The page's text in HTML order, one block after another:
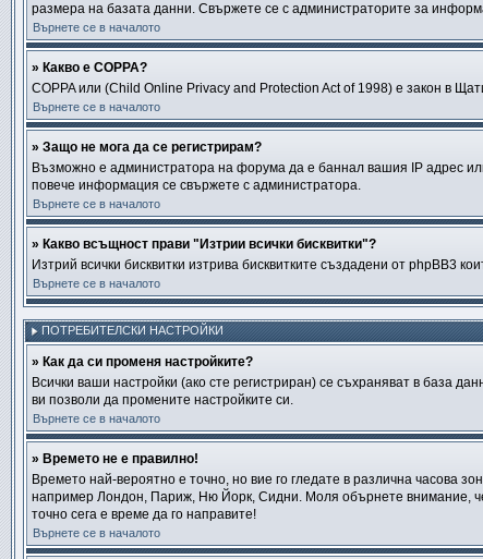
размера на базата данни. Свържете се с администраторите за
Върнете се в началото
» Какво е COPPA?
COPPA или (Child Online Privacy and Protection Act of 1998) е закон в
Върнете се в началото
» Защо не мога да се регистрирам?
Възможно е администратора на форума да е баннал вашия IP адрес
повече информация се свържете с администратора.
Върнете се в началото
» Какво всъщност прави "Изтрии всички бисквитки"?
Изтрий всички бисквитки изтрива бисквитките създадени от phpBB3
Върнете се в началото
ПОТРЕБИТЕЛСКИ НАСТРОЙКИ
» Как да си променя настройките?
Всички ваши настройки (ако сте регистриран) се съхраняват в база
ви позволи да промените настройките си.
Върнете се в началото
» Времето не е правилно!
Времето най-вероятно е точно, но вие го гледате в различна часова
например Лондон, Париж, Ню Йорк, Сидни. Моля обърнете внимание, че
точно сега е време да го направите!
Върнете се в началото